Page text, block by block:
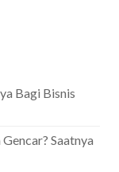
Bagi Bisnis
Saatnya